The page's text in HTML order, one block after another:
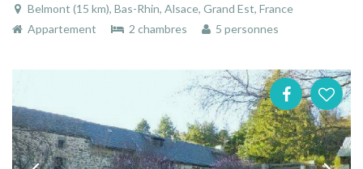
Belmont (15 km), Bas-Rhin, Alsace, Grand Est, France
Appartement
2 chambres 5 personnes